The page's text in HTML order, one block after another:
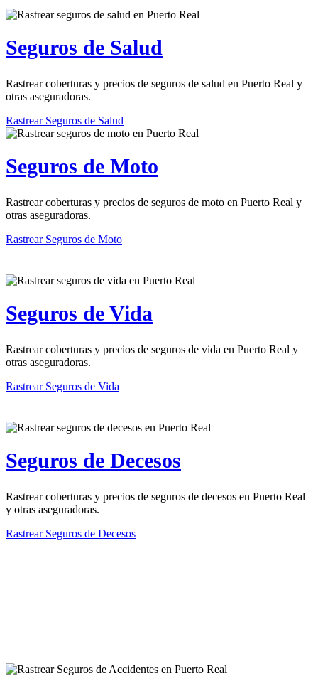
Seguros de Salud
Rastrear coberturas y precios de seguros de salud en Puerto Real y
otras aseguradoras.
Rastrear Seguros de Salud
Seguros de Moto
Rastrear coberturas y precios de seguros de moto en Puerto Real y
otras aseguradoras.
Rastrear Seguros de Moto
Seguros de Vida
Rastrear coberturas y precios de seguros de vida en Puerto Real y
otras aseguradoras.
Rastrear Seguros de Vida
Seguros de Decesos
Rastrear coberturas y precios de seguros de decesos en Puerto Real
y otras aseguradoras.
Rastrear Seguros de Decesos